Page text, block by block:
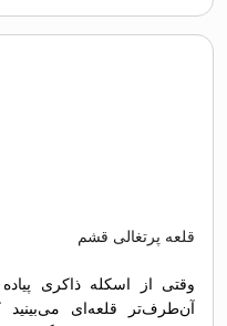
قلعه پرتغالی قشم
وقتی از اسکله ذاکری
آن‌طرف‌تر قلعه‌ای